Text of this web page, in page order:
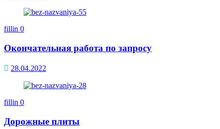
fillin 0
Окончательная работа по запросу
28.04.2022
fillin 0
Дорожные плиты